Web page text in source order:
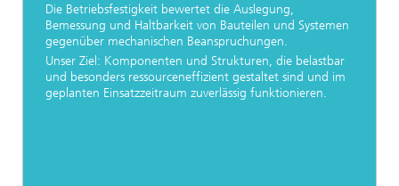
Die Betriebsfestigkeit bewertet die Auslegung,
Bemessung und Haltbarkeit von Bauteilen und Systemen
gegenüber mechanischen Beanspruchungen.
Unser Ziel: Komponenten und Strukturen, die belastbar
und besonders ressourceneffizient gestaltet sind und im
geplanten Einsatzzeitraum zuverlässig funktionieren.